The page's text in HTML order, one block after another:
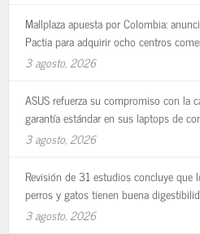
Mallplaza apuesta por Colombia:
Pactia para adquirir ocho centros
3 agosto, 2026
ASUS refuerza su compromiso con la
garantía estándar en sus laptops de
3 agosto, 2026
Revisión de 31 estudios concluye que
perros y gatos tienen buena
3 agosto, 2026